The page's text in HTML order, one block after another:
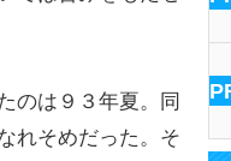
のは９３年夏。同
れそめだった。そ